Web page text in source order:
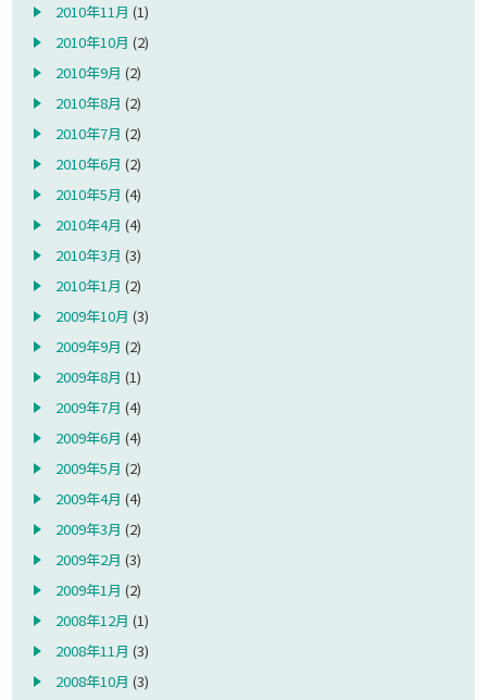
2010年11月 (1)
2010年10月 (2)
2010年9月 (2)
2010年8月 (2)
2010年7月 (2)
2010年6月 (2)
2010年5月 (4)
2010年4月 (4)
2010年3月 (3)
2010年1月 (2)
2009年10月 (3)
2009年9月 (2)
2009年8月 (1)
2009年7月 (4)
2009年6月 (4)
2009年5月 (2)
2009年4月 (4)
2009年3月 (2)
2009年2月 (3)
2009年1月 (2)
2008年12月 (1)
2008年11月 (3)
2008年10月 (3)